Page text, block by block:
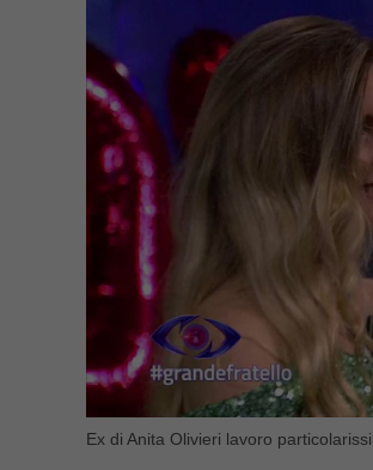
Ex di Anita Olivieri lavoro